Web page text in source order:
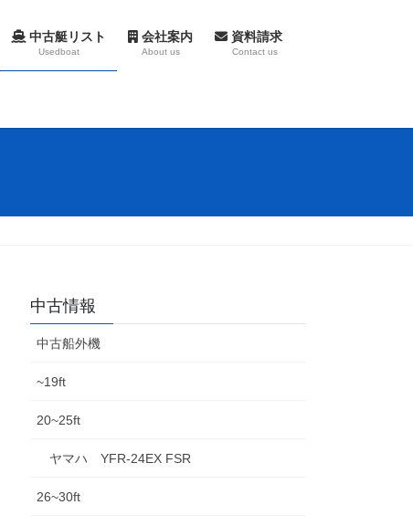
中古艇リスト
Usedboat
会社案内
About us
資料請求
Contact us
中古情報
中古船外機
~19ft
20~25ft
ヤマハ YFR-24EX FSR
26~30ft